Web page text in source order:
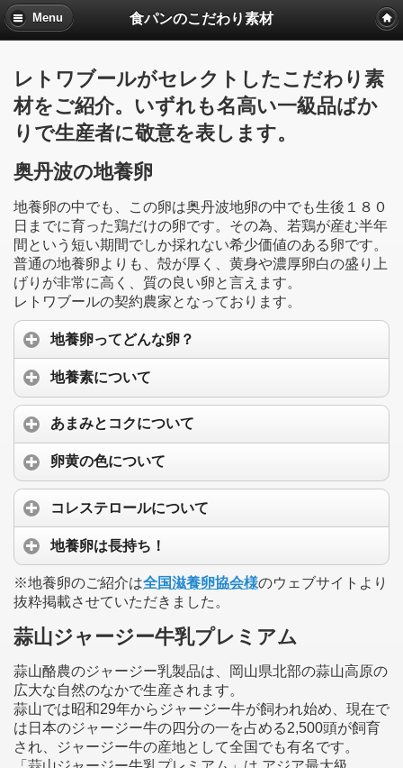
Menu 食パンのこだわり素材
レトワブールがセレクトしたこだわり素
材をご紹介。いずれも名高い一級品ばか
りで生産者に敬意を表します。
奥丹波の地養卵
地養卵の中でも、この卵は奥丹波地卵の中でも生後１８０
日までに育った鶏だけの卵です。その為、若鶏が産む半年
間という短い期間でしか採れない希少価値のある卵です。
普通の地養卵よりも、殻が厚く、黄身や濃厚卵白の盛り上
げりが非常に高く、質の良い卵と言えます。
レトワブールの契約農家となっております。
地養卵ってどんな卵？
地養素について
あまみとコクについて
卵黄の色について
コレステロールについて
地養卵は長持ち！
※地養卵のご紹介は全国滋養卵協会様のウェブサイトより
抜粋掲載させていただきました。
蒜山ジャージー牛乳プレミアム
蒜山酪農のジャージー乳製品は、岡山県北部の蒜山高原の
広大な自然のなかで生産されます。
蒜山では昭和29年からジャージー牛が飼われ始め、現在で
は日本のジャージー牛の四分の一を占める2,500頭が飼育
され、ジャージー牛の産地として全国でも有名です。